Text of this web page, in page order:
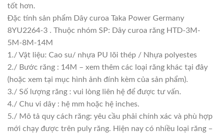
tốt hơn.
Đặc tính sản phẩm Dây curoa Taka Power Germany
8YU2264-3 . Thuộc nhóm SP: Dây curoa răng HTD-3M-
5M-8M-14M
1./ Vật liệu: Cao su/ nhựa PU lõi thép / Nhựa polyestes
2./ Bước răng : 14M – xem thêm các loại răng khác tại đây
(hoặc xem tại mục hình ảnh đính kèm của sản phẩm).
3./ Số lượng răng : vui lòng liên hệ để được tư vấn.
4./ Chu vi dây : hệ mm hoặc hệ inches.
5./ Mô tả quy cách răng: yêu cầu phải chính xác và phù hợp
mới chạy được trên puly răng. Hiện nay có nhiều loại răng –